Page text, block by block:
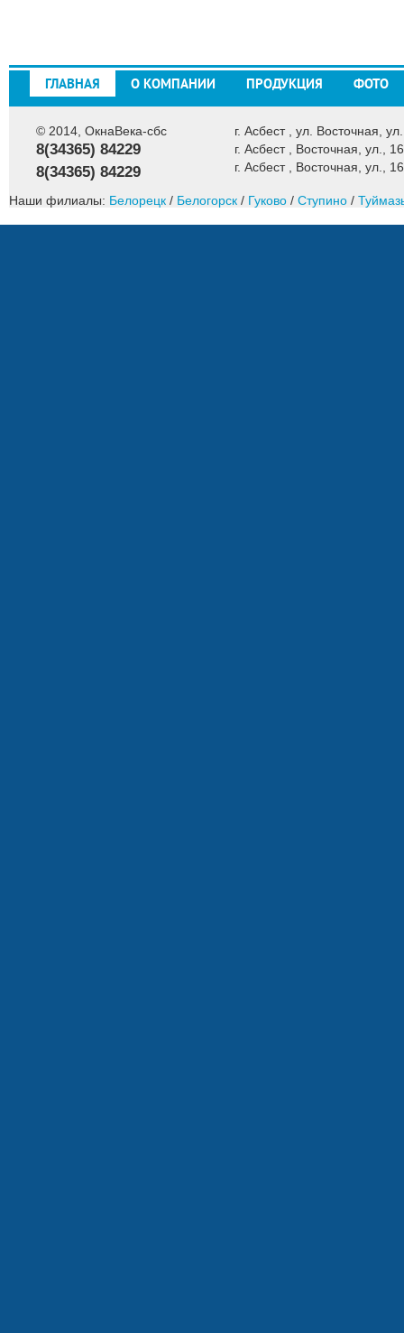
ГЛАВНАЯ О КОМПАНИИ ПРОДУКЦИЯ ФОТО
© 2014, ОкнаВека-сбс
8(34365) 84229
8(34365) 84229
г. Асбест , ул. Восточная,
г. Асбест , Восточная, ул., 16
г. Асбест , Восточная, ул., 16
Наши филиалы: Белорецк / Белогорск / Гуково / Ступино /